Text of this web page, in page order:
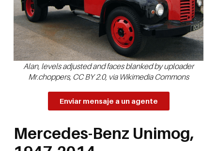
Alan, levels adjusted and faces blanked by uploader
Mr.choppers, CC BY 2.0, via Wikimedia Commons
Enviar mensaje a un agente
Mercedes-Benz Unimog,